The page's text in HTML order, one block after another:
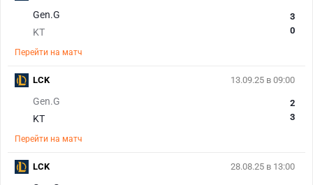
Gen.G
KT
3
0
Перейти на матч
13.09.25 в 09:00
Gen.G
KT
2
3
Перейти на матч
LCK
28.08.25 в 13:00
LCK